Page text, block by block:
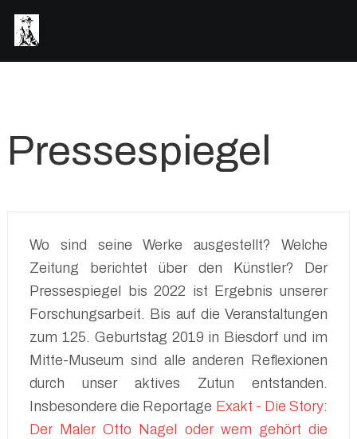
Pressespiegel
Wo sind seine Werke ausgestellt? Welche
Zeitung berichtet über den Künstler? Der
Pressespiegel bis 2022 ist Ergebnis unserer
Forschungsarbeit. Bis auf die Veranstaltungen
zum 125. Geburtstag 2019 in Biesdorf und im
Mitte-Museum sind alle anderen Reflexionen
durch unser aktives Zutun entstanden.
Insbesondere die Reportage Exakt - Die Story:
Der Maler Otto Nagel oder wem gehört die